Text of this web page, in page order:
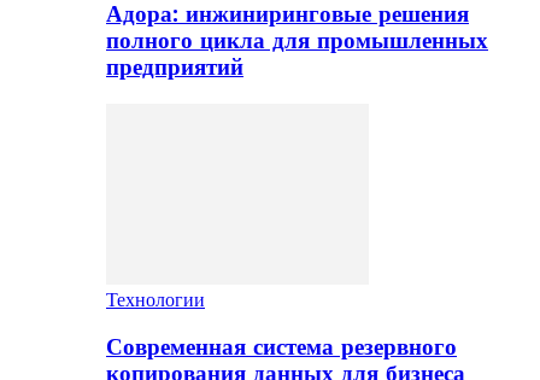
Адора: инжиниринговые решения
полного цикла для промышленных
предприятий
Технологии
Современная система резервного
копирования данных для бизнеса